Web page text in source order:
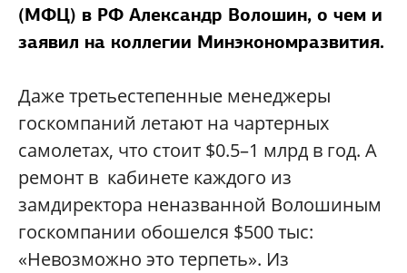
(МФЦ) в РФ Александр Волошин, о чем и
заявил на коллегии Минэкономразвития.
Дажетретьестепенные менеджеры
госкомпаний летают на чартерных
самолетах, что стоит $0.5–1 млрд в год. А
ремонт в кабинете каждого из
замдиректора неназванной Волошиным
госкомпании обошелся $500тыс:
«Невозможно это терпеть». Из